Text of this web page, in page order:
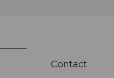
Contact